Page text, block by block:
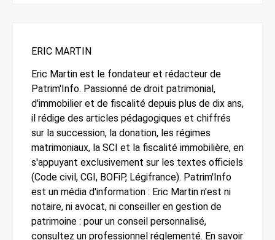
ERIC MARTIN
Eric Martin est le fondateur et rédacteur de
Patrim'Info. Passionné de droit patrimonial,
d'immobilier et de fiscalité depuis plus de dix ans,
il rédige des articles pédagogiques et chiffrés
sur la succession, la donation, les régimes
matrimoniaux, la SCI et la fiscalité immobilière, en
s'appuyant exclusivement sur les textes officiels
(Code civil, CGI, BOFiP, Légifrance). Patrim'Info
est un média d'information : Eric Martin n'est ni
notaire, ni avocat, ni conseiller en gestion de
patrimoine : pour un conseil personnalisé,
consultez un professionnel réglementé. En savoir